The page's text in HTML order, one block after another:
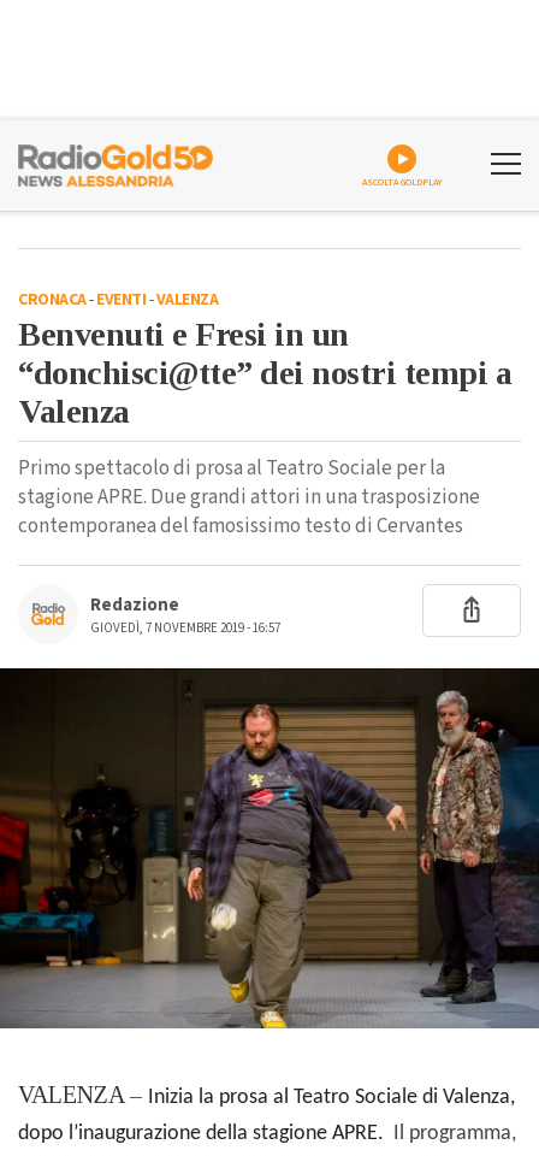
ASCOLTA GOLDPLAY
CRONACA-EVENTI-VALENZA
Benvenuti e Fresi in un
“donchisci@tte” dei nostri tempi a
Valenza
Primo spettacolo di prosa al Teatro Sociale per la
stagione APRE. Due grandi attori in una trasposizione
contemporanea del famosissimo testo di Cervantes
Redazione
GIOVEDÌ, 7 NOVEMBRE 2019 - 16:57
VALENZA – Inizia la prosa al Teatro Sociale di Valenza,
dopo l’inaugurazione della stagione APRE.
l programma,